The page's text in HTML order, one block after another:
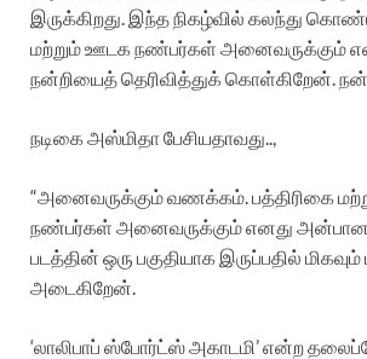
இருக்கிறது. இந்த நிகழ்வில் கலந்து
மற்றும் ஊடக நண்பர்கள் அனைவருக்கும்
நன்றியைத் தெரிவித்துக் கொள்கிறேன்.
நடிகை அஸ்மிதா பேசியதாவது..,
“அனைவருக்கும் வணக்கம். பத்திரிகை
நண்பர்கள் அனைவருக்கும் எனது
படத்தின் ஒரு பகுதியாக இருப்பதில் மிகவும்
அடைகிறேன்.
‘லாலிபாப் ஸ்போர்ட்ஸ் அகாடமி’ என்ற